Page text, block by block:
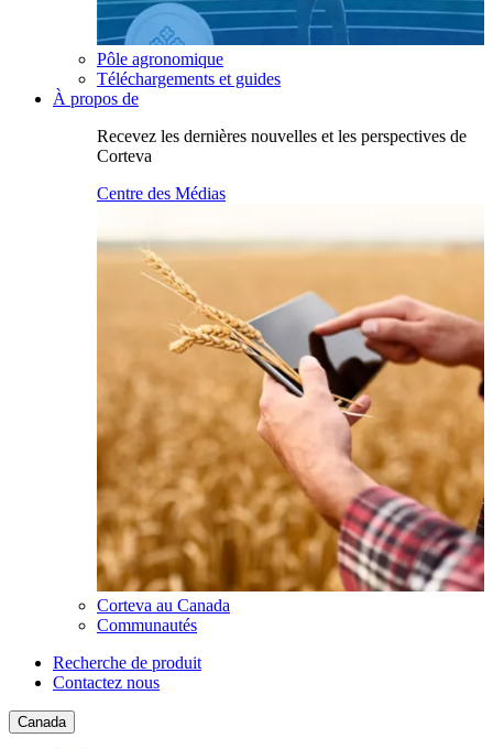
Pôle agronomique
Téléchargements et guides
À propos de
Recevez les dernières nouvelles et les perspectives de
Corteva
Centre des Médias
Corteva au Canada
Communautés
Recherche de produit
Contactez nous
Canada